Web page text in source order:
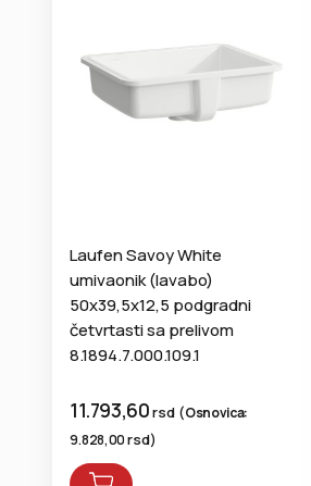
Laufen Savoy White
umivaonik (lavabo)
50x39,5x12,5 podgradni
četvrtasti sa prelivom
8.1894.7.000.109.1
11.793,60rsd (Osnovica:
9.828,00rsd)